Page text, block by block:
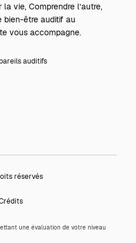
vie, Comprendre l’autre,
bien-être auditif au
vous accompagne.
auditifs
réservés
une évaluation de votre niveau